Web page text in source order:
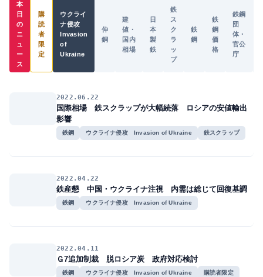
本
日
の
ニ
ュ
ー
ス
購
読
者
限
定
ウクライ
ナ侵攻
Invasion
of
Ukraine
伸
銅
建
値・
国内
相場
日
本
製
鉄
鉄
ス
ク
ラ
ッ
プ
鉄
鋼
鉄
鋼
価
格
鉄鋼
団
体・
官公
庁
2022.06.22
国際相場 鉄スクラップが大幅続落 ロシアの安値輸出
影響
鉄鋼 ウクライナ侵攻 Invasion of Ukraine 鉄スクラップ
2022.04.22
鉄産懇 中国・ウクライナ注視 内需は総じて回復基調
鉄鋼 ウクライナ侵攻 Invasion of Ukraine
2022.04.11
Ｇ7追加制裁 脱ロシア炭 政府対応検討
鉄鋼 ウクライナ侵攻 Invasion of Ukraine 購読者限定